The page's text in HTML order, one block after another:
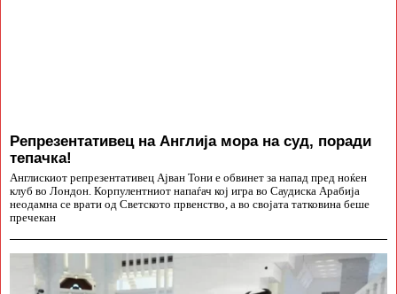
Репрезентативец на Англија мора на суд, поради
тепачка!
Англискиот репрезентативец Ајван Тони е обвинет за напад пред ноќен
клуб во Лондон. Корпулентниот напаѓач кој игра во Саудиска Арабија
неодамна се врати од Светското првенство, а во својата татковина беше
пречекан